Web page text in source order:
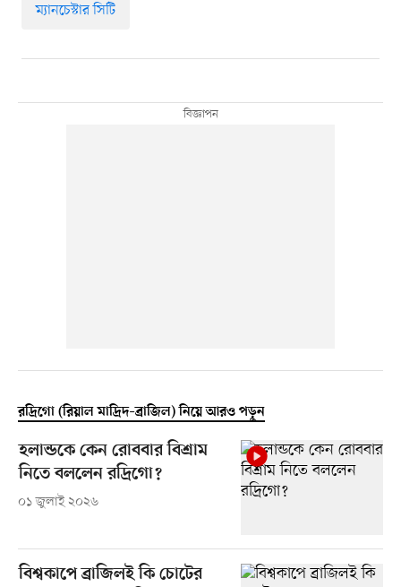
ম্যানচেস্টার সিটি
রদ্রিগো (রিয়াল মাদ্রিদ–ব্রাজিল) নিয়ে আরও পড়ুন
হলান্ডকে কেন রোববার বিশ্রাম
নিতে বললেন রদ্রিগো?
০১ জুলাই ২০২৬
বিশ্বকাপে ব্রাজিলই কি চোটের